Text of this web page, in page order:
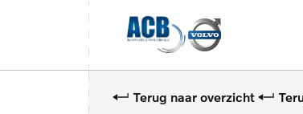
Terug naar overzicht